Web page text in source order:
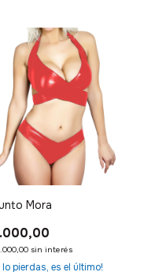
Mora
sin interés
lo pierdas, es el último!